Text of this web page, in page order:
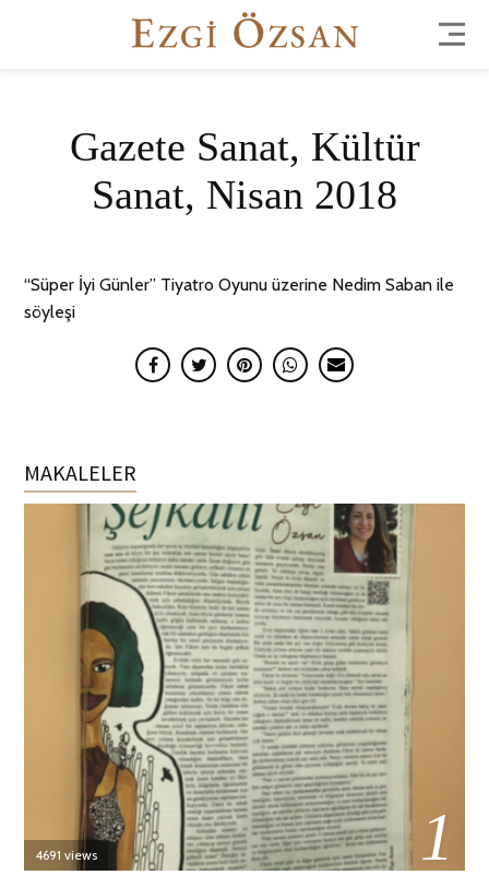
Gazete Sanat, Kültür
Sanat, Nisan 2018
“Süper İyi Günler” Tiyatro Oyunu üzerine Nedim Saban ile
söyleşi
MAKALELER
01
4691 views